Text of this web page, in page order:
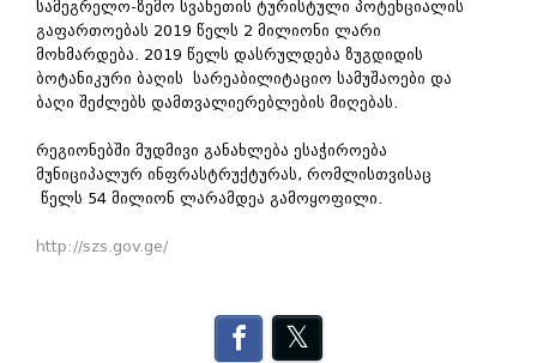
სამეგრელო-ზემო სვანეთის ტურისტული პოტენციალის
გაფართოებას 2019 წელს 2 მილიონი ლარი
მოხმარდება. 2019 წელს დასრულდება ზუგდიდის
ბოტანიკური ბაღის სარეაბილიტაციო სამუშაოები და
ბაღი შეძლებს დამთვალიერებლების მიღებას.
რეგიონებში მუდმივი განახლება ესაჭიროება
მუნიციპალურ ინფრასტრუქტურას, რომლისთვისაც
წელს 54 მილიონ ლარამდეა გამოყოფილი.
http://szs.gov.ge/